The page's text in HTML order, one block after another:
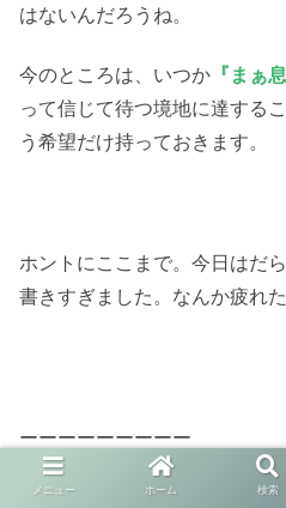
はないんだろうね。
今のところは、いつか 『まぁ
って信じて待つ境地に達する
う希望だけ持っておきます。
ホントにここまで。今日はだ
書きすぎました。なんか疲れ
ーーーーーーーーー
イベント（不定期）・個別相
メニュー ホーム 検索